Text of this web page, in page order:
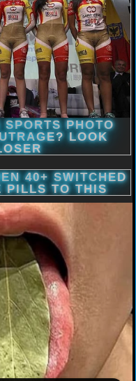
The Stool Will Fly Out
Immediately If You Drink
Before Bed